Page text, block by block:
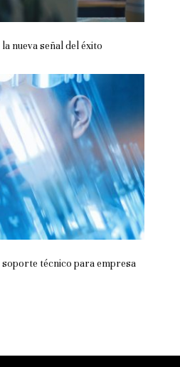
nueva señal del éxito
técnico para empresa